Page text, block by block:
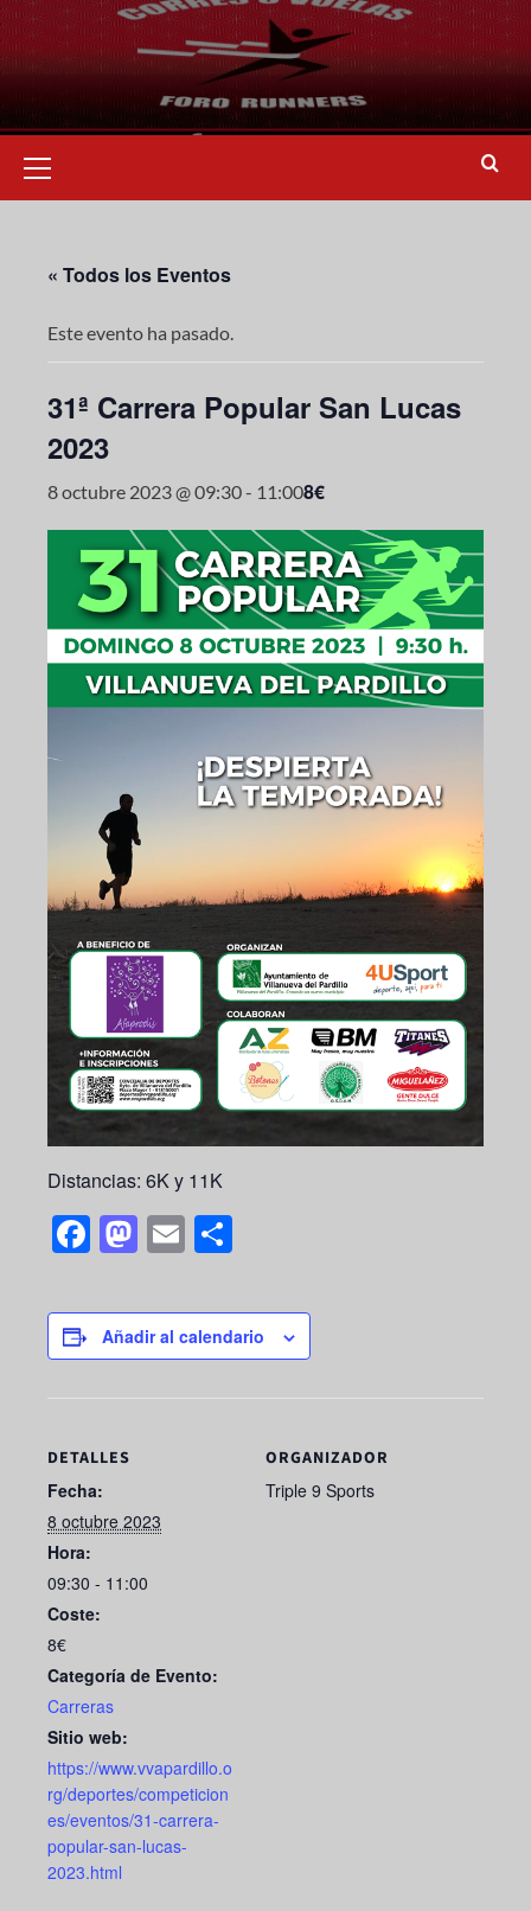
« Todos los Eventos
Este evento ha pasado.
31ª Carrera Popular San Lucas
2023
8 octubre 2023 @ 09:30- 11:008€
Distancias: 6K y 11K
F
a
c
e
o
k
M
a
st
o
E
m
ailar
e
Añadir al calendario
DETALLES
Fecha:
8 octubre 2023
Hora:
09:30 - 11:00
Coste:
8€
Categoría de Evento:
Carreras
Sitio web:
https://www.vvapardillo.o
rg/deportes/competicion
es/eventos/31-carrera-
popular-san-lucas-
2023.html
ORGANIZADOR
Triple 9 Sports